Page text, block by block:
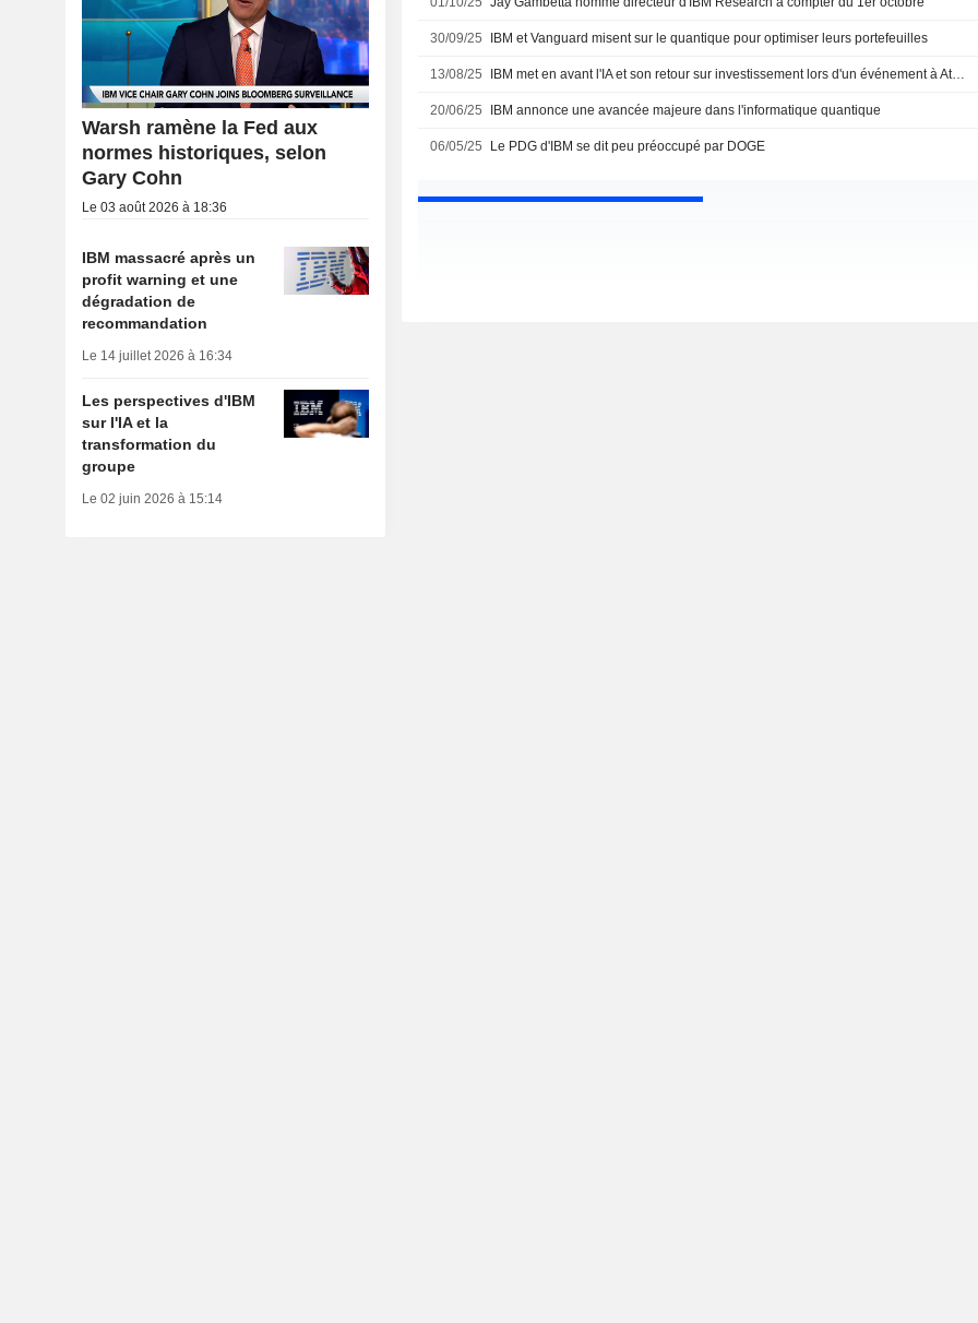
30/09/25 IBM et Vanguard misent sur le quantique pour optimiser leurs portefeuilles
13/08/25 IBM met en avant l'IA et son retour sur investissement lors d'un événement à Atlanta
20/06/25 IBM annonce une avancée majeure dans l'informatique quantique
06/05/25 Le PDG d'IBM se dit peu préoccupé par DOGE
Warsh ramène la Fed aux
normes historiques, selon
Gary Cohn
Le 03 août 2026 à 18:36
IBM massacré après un
profit warning et une
dégradation de
recommandation
Le 14 juillet 2026 à 16:34
Les perspectives d'IBM
sur l'IA et la
transformation du
groupe
Le 02 juin 2026 à 15:14